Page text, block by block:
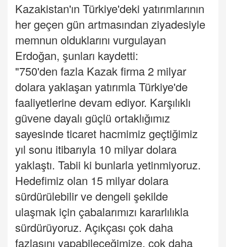
Kazakistan'ın Türkiye'deki yatırımlarının
her geçen gün artmasından ziyadesiyle
memnun olduklarını vurgulayan
Erdoğan, şunları kaydetti:
"750'den fazla Kazak firma 2 milyar
dolara yaklaşan yatırımla Türkiye'de
faaliyetlerine devam ediyor. Karşılıklı
güvene dayalı güçlü ortaklığımız
sayesinde ticaret hacmimiz geçtiğimiz
yıl sonu itibarıyla 10 milyar dolara
yaklaştı. Tabii ki bunlarla yetinmiyoruz.
Hedefimiz olan 15 milyar dolara
sürdürülebilir ve dengeli şekilde
ulaşmak için çabalarımızı kararlılıkla
sürdürüyoruz. Açıkçası çok daha
fazlasını yapabileceğimize, çok daha